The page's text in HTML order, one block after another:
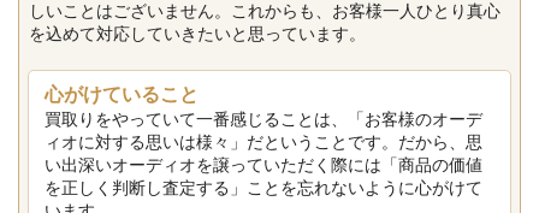
しいことはございません。これからも、お客様一人ひとり真心
を込めて対応していきたいと思っています。
心がけていること
買取りをやっていて一番感じることは、「お客様のオーデ
ィオに対する思いは様々」だということです。だから、思
い出深いオーディオを譲っていただく際には「商品の価値
を正しく判断し査定する」ことを忘れないように心がけて